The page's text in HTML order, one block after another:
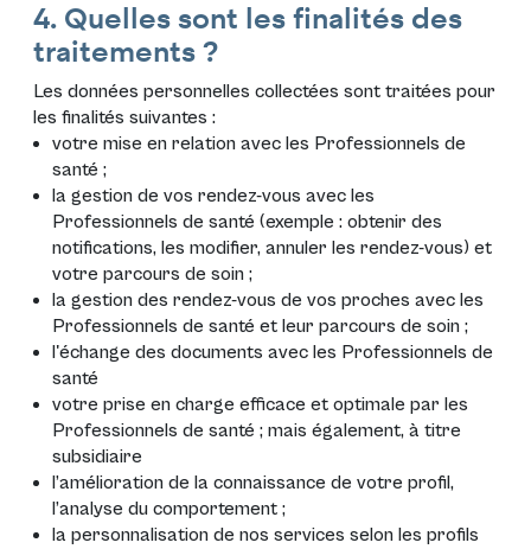
4. Quelles sont les finalités des
traitements ?
Les données personnelles collectées sont traitées pour
les finalités suivantes :
votre mise en relation avec les Professionnels de
santé ;
la gestion de vos rendez-vous avec les
Professionnels de santé (exemple : obtenir des
notifications, les modifier, annuler les rendez-vous) et
votre parcours de soin ;
la gestion des rendez-vous de vos proches avec les
Professionnels de santé et leur parcours de soin ;
l'échange des documents avec les Professionnels de
santé
votre prise en charge efficace et optimale par les
Professionnels de santé ; mais également, à titre
subsidiaire
l’amélioration de la connaissance de votre profil,
l’analyse du comportement ;
la personnalisation de nos services selon les profils